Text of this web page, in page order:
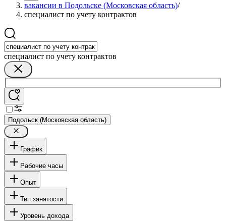
вакансии в Подольске (Московская область)/
специалист по учету контрактов
специалист по учету контрактов
Подольск (Московская область)
График
Рабочие часы
Опыт
Тип занятости
Уровень дохода